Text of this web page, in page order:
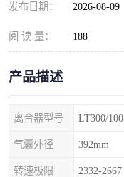
发布日期： 2026-08-09
阅 读 量： 188
产品描述
离合器型号 LT300/100
气囊外径 392mm
转速极限 2332-2667